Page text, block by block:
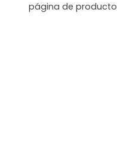
página de producto